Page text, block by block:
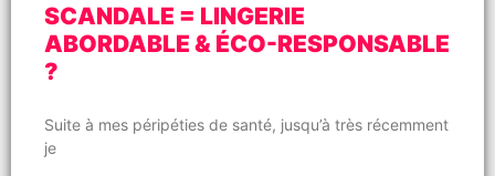
SCANDALE = LINGERIE
ABORDABLE & ÉCO-RESPONSABLE
?
Suite à mes péripéties de santé, jusqu’à très récemment
je